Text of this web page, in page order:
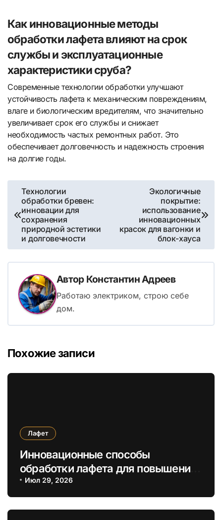
Как инновационные методы
обработки лафета влияют на срок
службы и эксплуатационные
характеристики сруба?
Современные технологии обработки улучшают
устойчивость лафета к механическим повреждениям,
влаге и биологическим вредителям, что значительно
увеличивает срок его службы и снижает
необходимость частых ремонтных работ. Это
обеспечивает долговечность и надежность строения
на долгие годы.
Навигация
по
записям
Технологии
обработки бревен:
инновации для
сохранения
природной эстетики
и долговечности
Экологичные
покрытие:
использование
инновационных
красок для вагонки и
блок-хауса
Автор Константин Адреев
Работаю электриком, строю себе
дом.
Похожие записи
Лафет
Инновационные способы
обработки лафета для повышения
теплоизоляции и долговечности
дома
Июл 29, 2026